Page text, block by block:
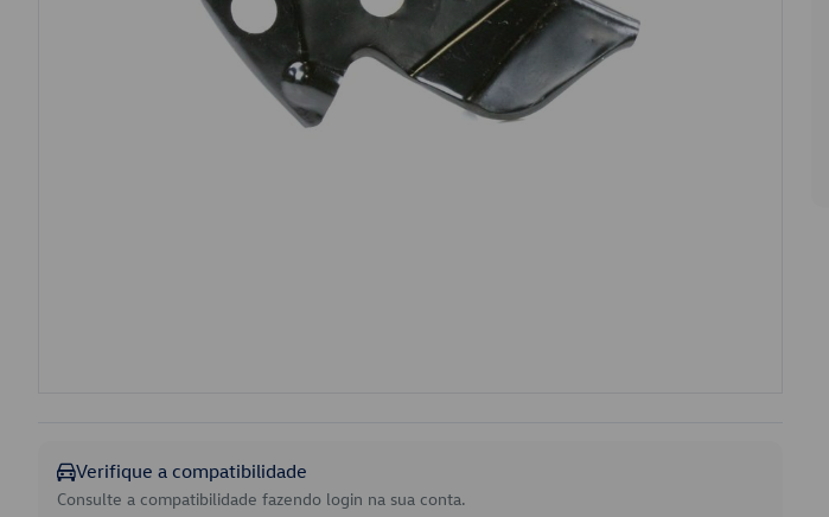
Verifique a compatibilidade
Consulte a compatibilidade fazendo login na sua conta.